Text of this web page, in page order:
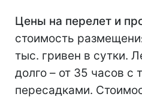
Цены на перелет и
стоимость
тыс. гривен в сутки.
долго – от 35 часов с
пересадками.